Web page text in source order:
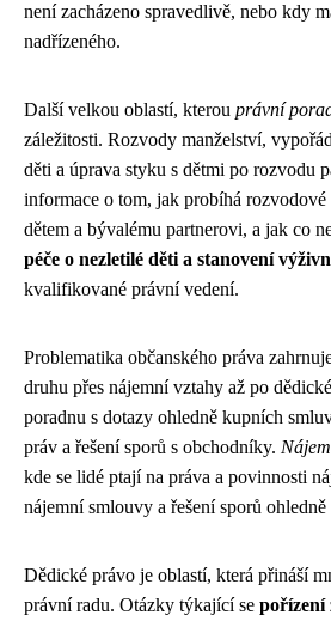
není zacházeno spravedlivě, nebo kdy
nadřízeného.
Další velkou oblastí, kterou právní
záležitosti. Rozvody manželství,
děti a úprava styku s dětmi po rozvodu
informace o tom, jak probíhá
dětem a bývalému partnerovi, a jak co
péče o nezletilé děti a stanovení
kvalifikované právní vedení.
Problematika občanského práva
druhu přes nájemní vztahy až po
poradnu s dotazy ohledně kupních
práv a řešení sporů s obchodníky.
kde se lidé ptají na práva a povinnosti
nájemní smlouvy a řešení sporů
Dědické právo je oblastí, která přináší
právní radu. Otázky týkající se pořízení